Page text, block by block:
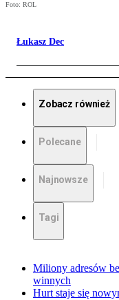
Foto: ROL
Łukasz Dec
Zobacz również
Polecane
Najnowsze
Tagi
Miliony adresów
winnych
Hurt staje się